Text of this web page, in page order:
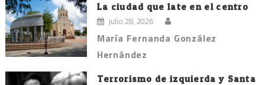
La ciudad que late en el centro
julio 28, 2026
María Fernanda González
Hernández
Terrorismo de izquierda y Santa